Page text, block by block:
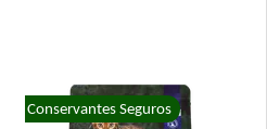
Conservantes Seguros